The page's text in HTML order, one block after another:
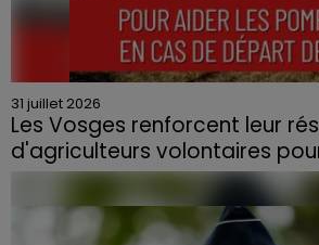
31 juillet 2026
Les Vosges renforcent leur
d'agriculteurs volontaires
Face à la sécheresse et aux
la Chambre d'agriculture des
aux agriculteurs volontaires pour